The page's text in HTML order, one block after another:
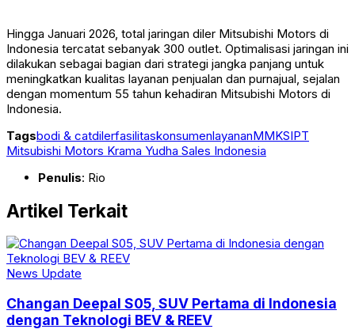
Hingga Januari 2026, total jaringan diler Mitsubishi Motors di
Indonesia tercatat sebanyak 300 outlet. Optimalisasi jaringan ini
dilakukan sebagai bagian dari strategi jangka panjang untuk
meningkatkan kualitas layanan penjualan dan purnajual, sejalan
dengan momentum 55 tahun kehadiran Mitsubishi Motors di
Indonesia.
Tagsbodi & catdilerfasilitaskonsumenlayananMMKSIPT
Mitsubishi Motors Krama Yudha Sales Indonesia
Penulis: Rio
Artikel Terkait
News Update
Changan Deepal S05, SUV Pertama di Indonesia
dengan Teknologi BEV & REEV